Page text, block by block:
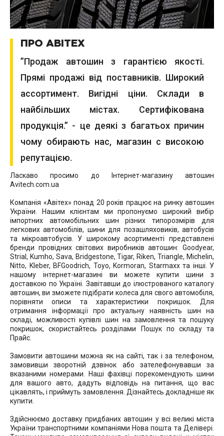
ПРО АВІТЕХ
”Продаж автошин з гарантією якості.
Прямі продажі від поставників. Широкий
ассортимент. Вигідні ціни. Склади в
найбільших містах. Сертифікована
продукція.” - це деякі з багатьох причин
чому обирають нас, магазин с високою
репутацією.
Ласкаво просимо до Інтернет-магазину автошин
Avitech.com.ua
Компанія «Авітех» понад 20 років працює на ринку автошин
України. Нашим клієнтам ми пропонуємо широкий вибір
імпортних автомобільних шин різних типорозмірів для
легкових автомобілів, шини для позашляховиків, автобусів
та мікроавтобусів. У широкому асортименті представлені
бренди провідних світових виробників автошин: Goodyear,
Strial, Kumho, Sava, Bridgestone, Tigar, Riken, Triangle, Michelin,
Nitto, Kleber, BFGoodrich, Toyo, Kormoran, Starmaxx та інші. У
нашому інтернет-магазині ви можете купити шини з
доставкою по Україні. Завітавши до ілюстрованого каталогу
автошин, ви зможете підібрати колеса для свого автомобіля,
порівняти описи та характеристики покришок. Для
отримання інформації про актуальну наявність шин на
складі, можливості купівлі шин на замовлення та пошуку
покришок, скористайтесь розділами Пошук по складу та
Прайс.
Замовити автошини можна як на сайті, так і за телефоном,
замовивши зворотній дзвінок або зателефонувавши за
вказаними номерами. Наші фахівці порекомендують шини
для вашого авто, дадуть відповідь на питання, що вас
цікавлять, і приймуть замовлення. Дізнайтесь докладніше як
купити.
Здійснюємо доставку придбаних автошин у всі великі міста
України транспортними компаніями Нова пошта та Делівері.